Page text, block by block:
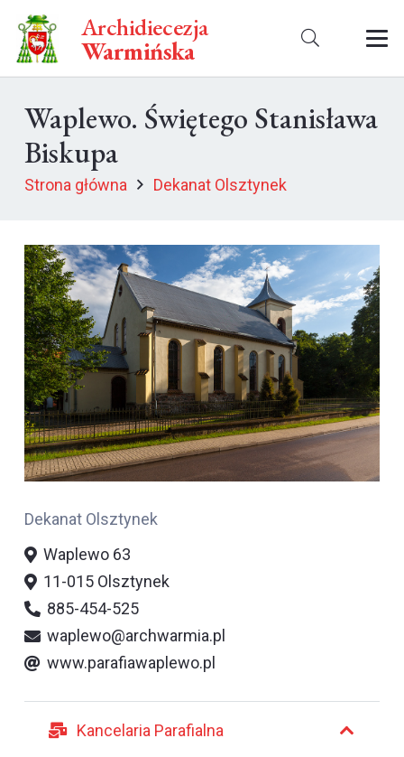
Archidiecezja
Warmińska
Waplewo. Świętego Stanisława
Biskupa
Strona główna Dekanat Olsztynek
Dekanat Olsztynek
Waplewo 63
11-015 Olsztynek
885-454-525
waplewo@archwarmia.pl
www.parafiawaplewo.pl
Kancelaria Parafialna